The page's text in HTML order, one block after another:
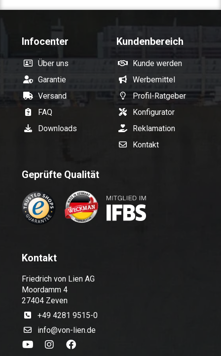
Infocenter
Über uns
Garantie
Versand
FAQ
Downloads
Kundenbereich
Kunde werden
Werbemittel
Profil-Ratgeber
Konfigurator
Reklamation
Kontakt
Geprüfte Qualität
Kontakt
Friedrich von Lien AG
Moordamm 4
27404 Zeven
+49 4281 9515-0
info@von-lien.de